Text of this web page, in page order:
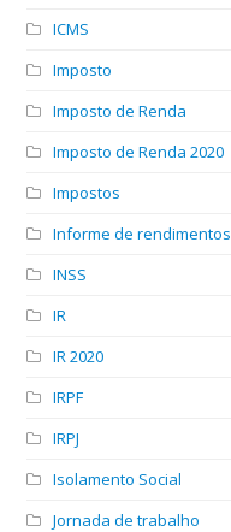
ICMS
Imposto
Imposto de Renda
Imposto de Renda 2020
Impostos
Informe de rendimentos
INSS
IR
IR 2020
IRPF
IRPJ
Isolamento Social
Jornada de trabalho